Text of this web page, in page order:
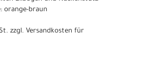
orange-braun
zzgl. Versandkosten für